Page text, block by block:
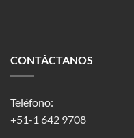
CONTÁCTANOS
Teléfono:
+51-1 642 9708